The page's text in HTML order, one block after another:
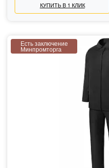
КУПИТЬ В 1 КЛИК
Есть заключение
Минпромторга